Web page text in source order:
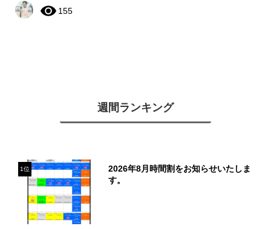
155
週間ランキング
1位
2026年8月時間割をお知らせいたしま
す。